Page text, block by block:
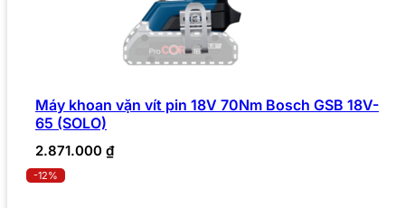
Máy khoan vặn vít pin 18V 70Nm Bosch GSB 18V-
65 (SOLO)
2.871.000 ₫
-12%